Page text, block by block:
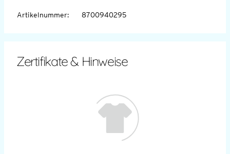
Artikelnummer: 8700940295
Zertifikate & Hinweise